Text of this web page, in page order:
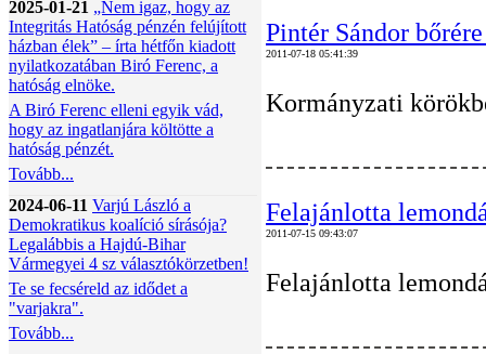
2025-01-21 „Nem igaz, hogy az
Integritás Hatóság pénzén felújított
házban élek” – írta hétfőn kiadott
nyilatkozatában Biró Ferenc, a
hatóság elnöke.
A Biró Ferenc elleni egyik vád,
hogy az ingatlanjára költötte a
hatóság pénzét.
Tovább...
2024-06-11 Varjú László a
Demokratikus koalíció sírásója?
Legalábbis a Hajdú-Bihar
Vármegyei 4 sz választókörzetben!
Te se fecséreld az idődet a
"varjakra".
Tovább...
Pintér Sándor
2011-07-18 05:41:39
Kormányzati
Felajánlotta
2011-07-15 09:43:07
Felajánlotta